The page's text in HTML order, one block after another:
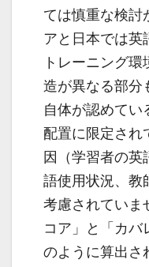
ては慎重な検討
アと日本では英
トレーニング
造が異なる部分
自体が認めてい
配置に限定され
因（学習者の英
語使用状況、教
考慮されていま
コア」と「カバ
のように算出さ